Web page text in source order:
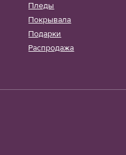
Пледы
Покрывала
Подарки
Распродажа